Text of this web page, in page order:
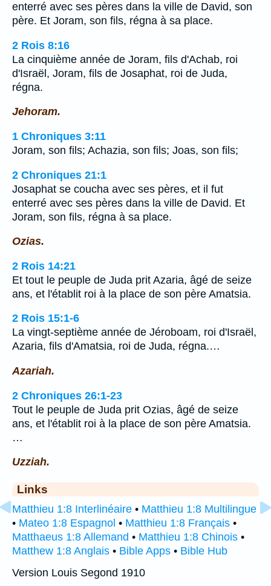
enterré avec ses pères dans la ville de David, son
père. Et Joram, son fils, régna à sa place.
2 Rois 8:16
La cinquième année de Joram, fils d'Achab, roi
d'Israël, Joram, fils de Josaphat, roi de Juda,
régna.
Jehoram.
1 Chroniques 3:11
Joram, son fils; Achazia, son fils; Joas, son fils;
2 Chroniques 21:1
Josaphat se coucha avec ses pères, et il fut
enterré avec ses pères dans la ville de David. Et
Joram, son fils, régna à sa place.
Ozias.
2 Rois 14:21
Et tout le peuple de Juda prit Azaria, âgé de seize
ans, et l'établit roi à la place de son père Amatsia.
2 Rois 15:1-6
La vingt-septième année de Jéroboam, roi d'Israël,
Azaria, fils d'Amatsia, roi de Juda, régna.…
Azariah.
2 Chroniques 26:1-23
Tout le peuple de Juda prit Ozias, âgé de seize
ans, et l'établit roi à la place de son père Amatsia.
…
Uzziah.
Links
Matthieu 1:8 Interlinéaire • Matthieu 1:8 Multilingue
• Mateo 1:8 Espagnol • Matthieu 1:8 Français •
Matthaeus 1:8 Allemand • Matthieu 1:8 Chinois •
Matthew 1:8 Anglais • Bible Apps • Bible Hub
Version Louis Segond 1910